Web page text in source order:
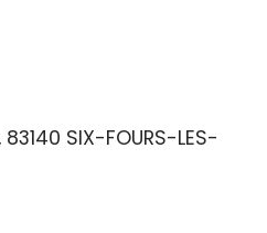
SIX-FOURS-LES-